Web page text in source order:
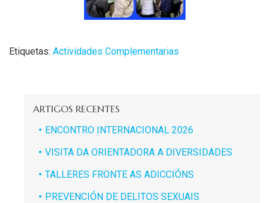
Etiquetas: Actividades Complementarias
ARTIGOS RECENTES
ENCONTRO INTERNACIONAL 2026
VISITA DA ORIENTADORA A DIVERSIDADES
TALLERES FRONTE AS ADICCIÓNS
PREVENCIÓN DE DELITOS SEXUAIS